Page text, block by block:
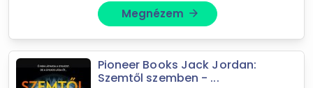
Megnézem arrow_forward
Pioneer Books Jack Jordan:
Szemtől szemben - ...